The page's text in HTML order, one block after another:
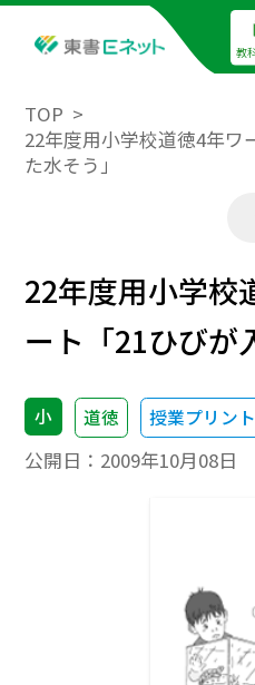
教
TOP
22年度用小学校道徳4年ワ
た水そう」
22年度用小学校
ート「21ひびが
小 道徳 授業プリン
公開日： 2009年10月08日